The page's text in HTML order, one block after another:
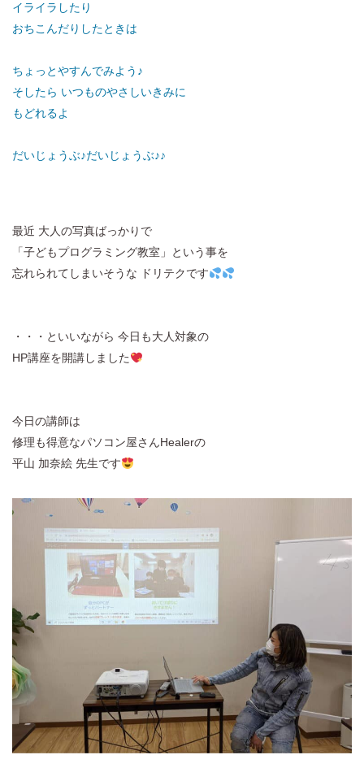
イライラしたり
おちこんだりしたときは
ちょっとやすんでみよう♪
そしたら いつものやさしいきみに
もどれるよ
だいじょうぶ♪だいじょうぶ♪♪
最近 大人の写真ばっかりで
「子どもプログラミング教室」という事を
忘れられてしまいそうな ドリテクです
・・・といいながら 今日も大人対象の
HP講座を開講しました
今日の講師は
修理も得意なパソコン屋さんHealerの
平山 加奈絵 先生です